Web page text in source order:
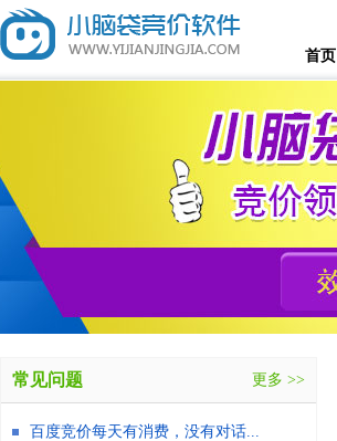
首页
常见问题 更多 >>
百度竞价每天有消费，没有对话...